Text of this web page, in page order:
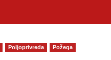
Poljoprivreda
Požega